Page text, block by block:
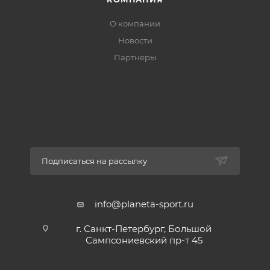
• Размер – (195+35)х140 см.
• Материал внутренний – 100% Полиэстер Microfibra
О компании
Новости
Партнеры
Подписаться на рассылку
info@planeta-sport.ru
г. Санкт-Петербург, Большой
Сампсониевский пр-т 45